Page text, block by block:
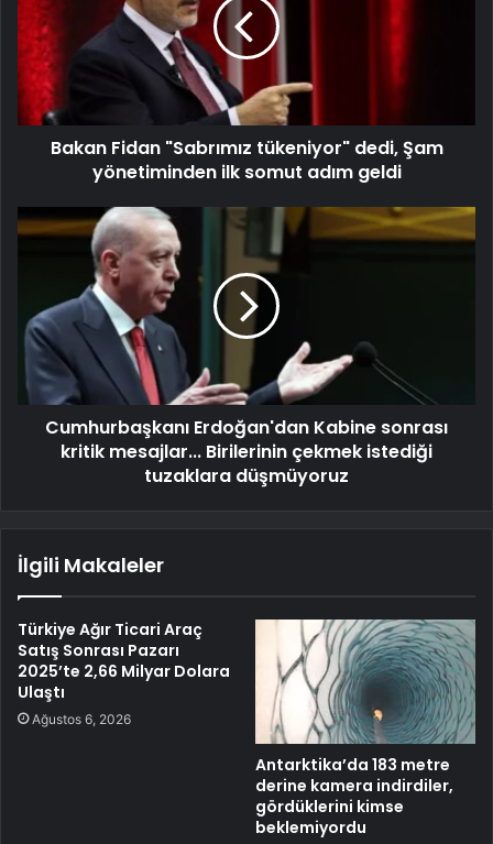
Bakan Fidan "Sabrımız tükeniyor" dedi, Şam
yönetiminden ilk somut adım geldi
Cumhurbaşkanı Erdoğan'dan Kabine sonrası
kritik mesajlar... Birilerinin çekmek istediği
tuzaklara düşmüyoruz
İlgili Makaleler
Türkiye Ağır Ticari Araç
Satış Sonrası Pazarı
2025’te 2,66 Milyar Dolara
Ulaştı
Ağustos 6, 2026
Antarktika’da 183 metre
derine kamera indirdiler,
gördüklerini kimse
beklemiyordu